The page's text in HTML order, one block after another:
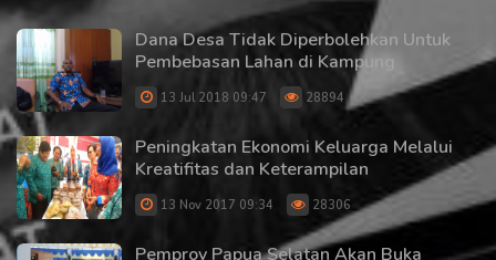
Dana Desa Tidak Diperbolehkan Untuk
Pembebasan Lahan di Kampung
13 Jul 2018 09:47 28894
Peningkatan Ekonomi Keluarga Melalui
Kreatifitas dan Keterampilan
13 Nov 2017 09:34 28306
Pemprov Papua Selatan Akan Buka